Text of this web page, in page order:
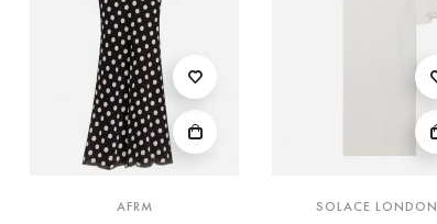
AFRM SOLACE LONDON